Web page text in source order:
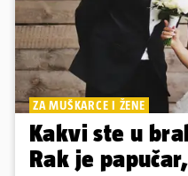
ZA MUŠKARCE I ŽENE
Kakvi ste u
Rak je